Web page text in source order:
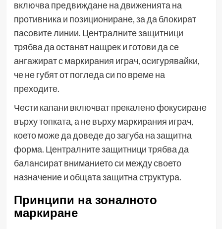
включва предвиждане на движенията на
противника и позициониране, за да блокират
пасовите линии. Централните защитници
трябва да останат нащрек и готови да се
ангажират с маркирания играч, осигурявайки,
че не губят от погледа си по време на
преходите.
Чести капани включват прекалено фокусиране
върху топката, а не върху маркирания играч,
което може да доведе до загуба на защитна
форма. Централните защитници трябва да
балансират вниманието си между своето
назначение и общата защитна структура.
Принципи на зоналното
маркиране